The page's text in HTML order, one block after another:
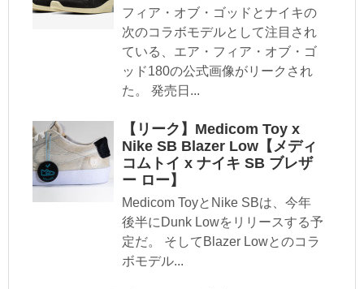
フィア・オブ・ゴッドとナイキの
次のコラボモデルとして注目され
ている、エア・フィア・オブ・ゴ
ッド180の公式画像がリークされ
た。 発売日...
【リーク】Medicom Toy x
Nike SB Blazer Low【メディ
コムトイ x ナイキ SB ブレザ
ー ロー】
Medicom ToyとNike SBは、今年
後半にDunk Lowをリリースする予
定だ。 そしてBlazer Lowとのコラ
ボモデル...